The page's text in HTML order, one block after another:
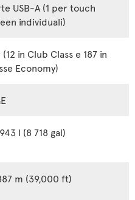
USB-A (1 per touch
individuali)
(12 in Club Class e 187 in
Economy)
l (8 718 gal)
m (39,000 ft)